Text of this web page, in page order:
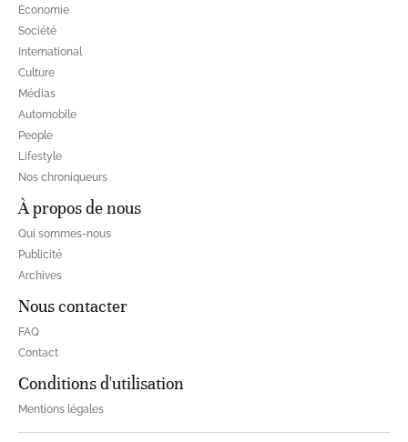
Economie
Société
International
Culture
Médias
Automobile
People
Lifestyle
Nos chroniqueurs
À propos de nous
Qui sommes-nous
Publicité
Archives
Nous contacter
FAQ
Contact
Conditions d'utilisation
Mentions légales